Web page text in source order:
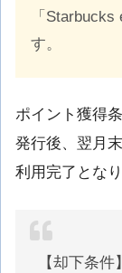
「
す。
ポイント獲得
発行後、翌月
利用完了となり
【却下条件】